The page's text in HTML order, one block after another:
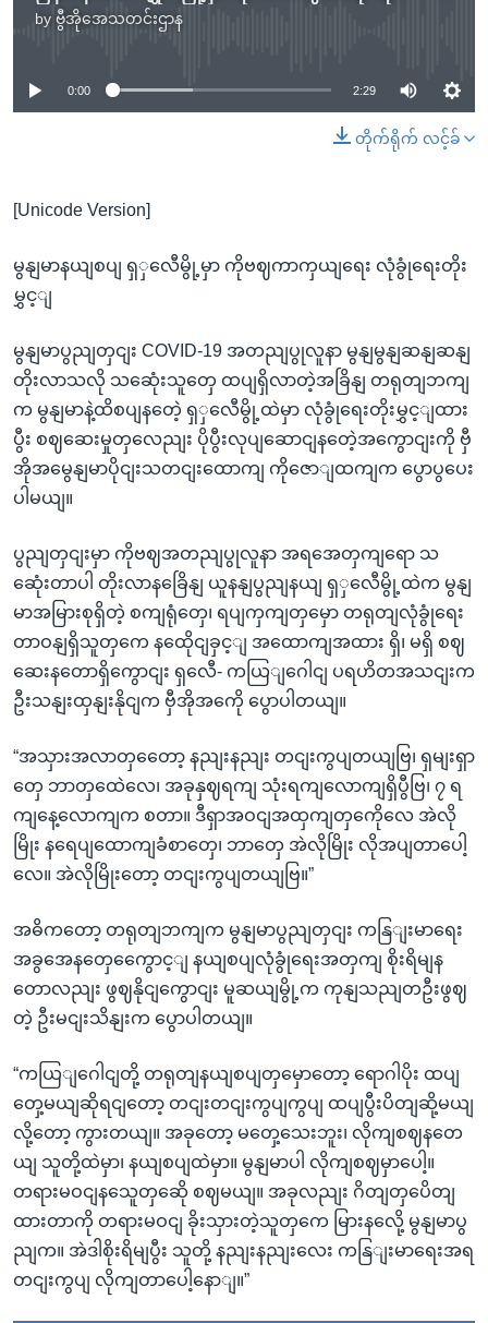
by ဗွီအိုအေသတင်းဌာန
No media source currently available
0:00 2:29
တိုက်ရိုက် လင့်ခ်
[Unicode Version]
မွနျမာနယျစပျ ရှှလေီမွို့မှာ ကိုဗဈကာကှယျရေး လုံခွုံရေးတိုး
မွှင့ျ
မွနျမာပွညျတှငျး COVID-19 အတညျပွုလူနာ မွနျမွနျဆနျဆနျ
တိုးလာသလို သဆေုံးသူတှေ ထပျရှိလာတဲ့အခြိနျ တရုတျဘကျ
က မွနျမာနဲ့ထိစပျနတေဲ့ ရှှလေီမွို့ထဲမှာ လုံခွုံရေးတိုးမွှင့ျထား
ပွီး စဈဆေးမှုတှလေညျး ပိုပွီးလုပျဆောငျနတေဲ့အကွောငျးကို ဗှီ
အိုအမွေနျမာပိုငျးသတငျးထောကျ ကိုဇောျထကျက ပွောပွပေး
ပါမယျ။
ပွညျတှငျးမှာ ကိုဗဈအတညျပွုလူနာ အရအေတှကျရော သ
ဆေုံးတာပါ တိုးလာနခြေိနျ ယူနနျပွညျနယျ ရှှလေီမွို့ထဲက မွနျ
မာအမြားစုရှိတဲ့ စကျရုံတှေ၊ ရပျကှကျတှမှော တရုတျလုံခွုံရေး
တာဝနျရှိသူတှကေ နထေိုငျခှင့ျ အထောကျအထား ရှိ၊ မရှိ စဈ
ဆေးနတောရှိကွောငျး ရှလေီ- ကယြျဂေါငျ ပရဟိတအသငျးက
ဦးသနျးထှနျးနိုငျက ဗှီအိုအကေို ပွောပါတယျ။
“အသှားအလာတှတေော့ နညျးနညျး တငျးကွပျတယျဗြ၊ ရှမျးရှာ
တှေ ဘာတှထေဲလေ၊ အခုနှဈရကျ သုံးရကျလောကျရှိပွီဗြ၊ ၇ ရ
ကျနေ့လောကျက စတာ။ ဒီရှာအဝငျအထှကျတှကေိုလေ အဲလို
မြိုး နရေပျထောကျခံစာတှေ၊ ဘာတှေ အဲလိုမြိုး လိုအပျတာပေါ့
လေ။ အဲလိုမြိုးတော့ တငျးကွပျတယျဗြ။”
အဓိကတော့ တရုတျဘကျက မွနျမာပွညျတှငျး ကနြျးမာရေး
အခွအေနတှေကွေောင့ျ နယျစပျလုံခွုံရေးအတှကျ စိုးရိမျန
တောလညျး ဖွဈနိုငျကွောငျး မူဆယျမွို့က ကုနျသညျတဦးဖွဈ
တဲ့ ဦးမငျးသိနျးက ပွောပါတယျ။
“ကယြျဂေါငျတို့ တရုတျနယျစပျတှမှောတော့ ရောဂါပိုး ထပျ
တှေ့မယျဆိုရငျတော့ တငျးတငျးကွပျကွပျ ထပျပွီးပိတျဆို့မယျ
လို့တော့ ကွားတယျ။ အခုတော့ မတှေ့သေးဘူး၊ လိုကျစဈနတေ
ယျ သူတို့ထဲမှာ၊ နယျစပျထဲမှာ။ မွနျမာပါ လိုကျစဈမှာပေါ့။
တရားမဝငျနသေူတှဆေို စဈမယျ။ အခုလညျး ဂိတျတှပေိတျ
ထားတာကို တရားမဝငျ ခိုးသှားတဲ့သူတှကေ မြားနလေို့ မွနျမာပွ
ညျက။ အဲဒါစိုးရိမျပွီး သူတို့ နညျးနညျးလေး ကနြျးမာရေးအရ
တငျးကွပျ လိုကျတာပေါ့နောျ။”